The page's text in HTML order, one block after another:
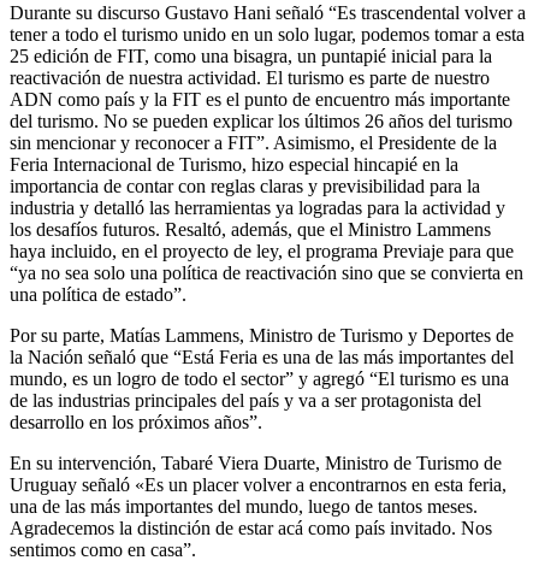
Durante su discurso Gustavo Hani señaló “Es trascendental volver a
tener a todo el turismo unido en un solo lugar, podemos tomar a esta
25 edición de FIT, como una bisagra, un puntapié inicial para la
reactivación de nuestra actividad. El turismo es parte de nuestro
ADN como país y la FIT es el punto de encuentro más importante
del turismo. No se pueden explicar los últimos 26 años del turismo
sin mencionar y reconocer a FIT”. Asimismo, el Presidente de la
Feria Internacional de Turismo, hizo especial hincapié en la
importancia de contar con reglas claras y previsibilidad para la
industria y detalló las herramientas ya logradas para la actividad y
los desafíos futuros. Resaltó, además, que el Ministro Lammens
haya incluido, en el proyecto de ley, el programa Previaje para que
“ya no sea solo una política de reactivación sino que se convierta en
una política de estado”.
Por su parte, Matías Lammens, Ministro de Turismo y Deportes de
la Nación señaló que “Está Feria es una de las más importantes del
mundo, es un logro de todo el sector” y agregó “El turismo es una
de las industrias principales del país y va a ser protagonista del
desarrollo en los próximos años”.
En su intervención, Tabaré Viera Duarte, Ministro de Turismo de
Uruguay señaló «Es un placer volver a encontrarnos en esta feria,
una de las más importantes del mundo, luego de tantos meses.
Agradecemos la distinción de estar acá como país invitado. Nos
sentimos como en casa”.